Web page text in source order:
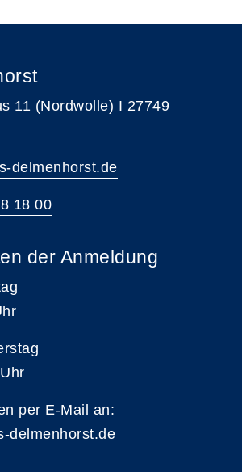
11 (Nordwolle) I 27749
delmenhorst.de
18 00
der Anmeldung
per E-Mail an:
delmenhorst.de